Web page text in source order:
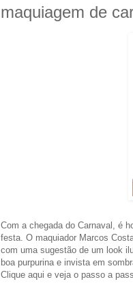
maquiagem de
Com a chegada do Carnaval, é
festa. O maquiador Marcos
com uma sugestão de um look
boa purpurina e invista em
Clique aqui e veja o passo a